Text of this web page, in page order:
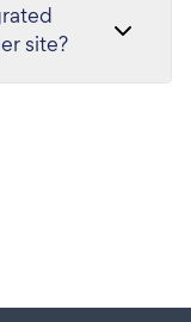
site?